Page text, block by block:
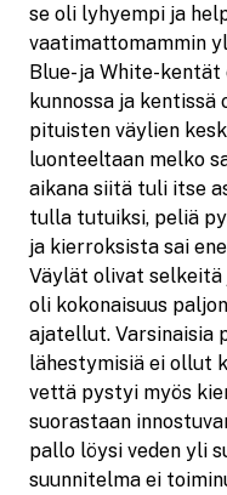
se oli lyhyempi ja
vaatimattomammin
Blue- ja White-
kunnossa ja
pituisten väylien
luonteeltaan melko
aikana siitä tuli itse
tulla tutuiksi, peliä
ja kierroksista sai
Väylät olivat selkeitä
oli kokonaisuus
ajatellut. Varsinaisia
lähestymisiä ei ollut
vettä pystyi myös
suorastaan
pallo löysi veden yli
suunnitelma ei